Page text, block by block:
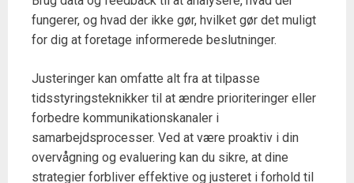
fungerer, og hvad der ikke gør, hvilket gør det muligt
for dig at foretage informerede beslutninger.
Justeringer kan omfatte alt fra at tilpasse
tidsstyringsteknikker til at ændre prioriteringer eller
forbedre kommunikationskanaler i
samarbejdsprocesser. Ved at være proaktiv i din
overvågning og evaluering kan du sikre, at dine
strategier forbliver effektive og justeret i forhold til